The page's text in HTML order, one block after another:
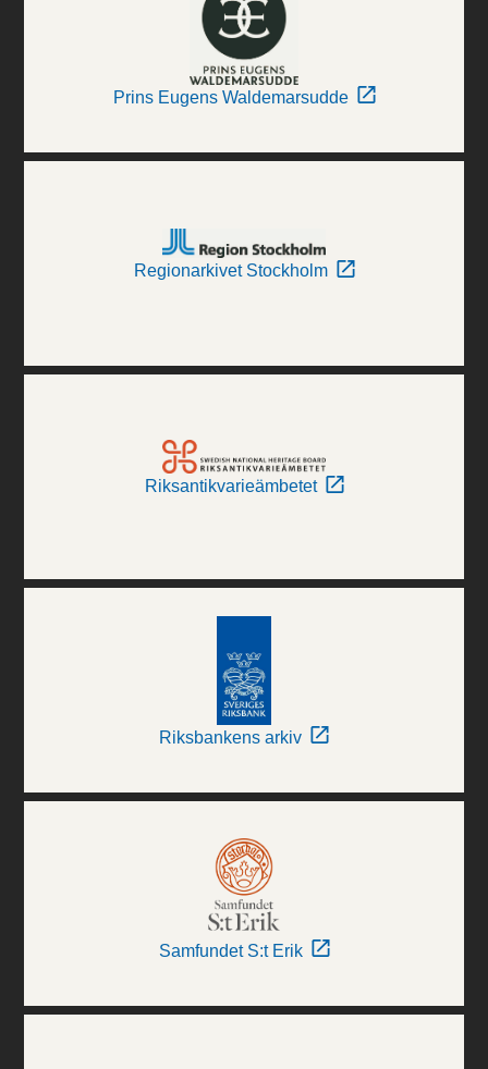
Prins Eugens Waldemarsudde
Regionarkivet Stockholm
Riksantikvarieämbetet
Riksbankens arkiv
Samfundet S:t Erik